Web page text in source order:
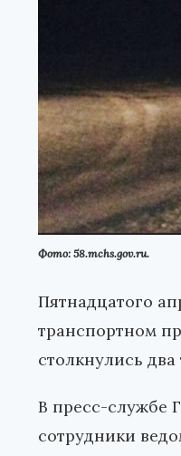
Фото: 58.mchs.gov.ru.
Пятнадцатого
транспортном
столкнулись
В пресс-службе
сотрудники